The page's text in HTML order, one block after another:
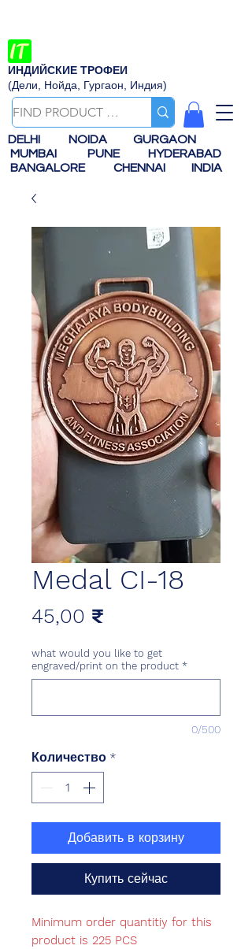
ИНДИЙСКИЕ ТРОФЕИ
(Дели, Нойда, Гургаон, Индия)
DELHI NOIDA
GURGAON
MUMBAI
PUNE
HYDERABAD
BANGALORE
CHENNAI INDIA
Medal CI-18
45,00 ₹
what would you like to get
engraved/print on the product *
0/500
Количество *
Добавить в корзину
Купить сейчас
Minimum order quantitiy for this
product is 225 PCS